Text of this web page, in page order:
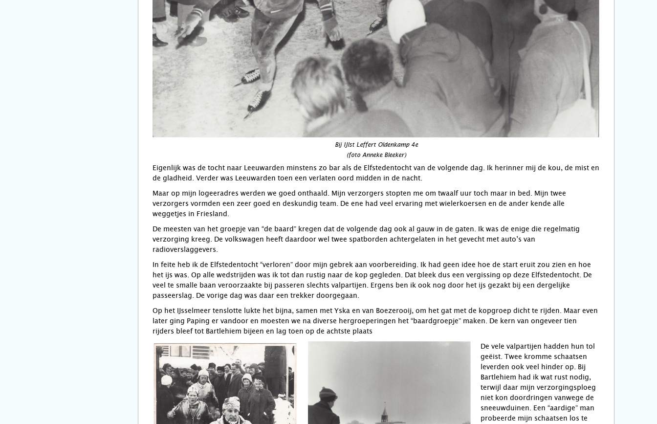
Bij IJlst Leffert Oldenkamp 4e
(foto Anneke Bleeker)
Eigenlijk was de tocht naar Leeuwarden minstens zo bar als de Elfstedentocht van de volgende dag. Ik herinner mij de kou, de mist en
de gladheid. Verder was Leeuwarden toen een verlaten oord midden in de nacht.
Maar op mijn logeeradres werden we goed onthaald. Mijn verzorgers stopten me om twaalf uur toch maar in bed. Mijn twee
verzorgers vormden een zeer goed en deskundig team. De ene had veel ervaring met wielerkoersen en de ander kende alle
weggetjes in Friesland.
De meesten van het groepje van “de baard” kregen dat de volgende dag ook al gauw in de gaten. Ik was de enige die regelmatig
verzorging kreeg. De volkswagen heeft daardoor wel twee spatborden achtergelaten in het gevecht met auto’s van
radioverslaggevers.
In feite heb ik de Elfstedentocht “verloren” door mijn gebrek aan voorbereiding. Ik had geen idee hoe de start eruit zou zien en hoe
het ijs was. Op alle wedstrijden was ik tot dan rustig naar de kop gegleden. Dat bleek dus een vergissing op deze Elfstedentocht. De
veel te smalle baan veroorzaakte bij passeren slechts valpartijen. Ergens ben ik ook nog door het ijs gezakt bij een dergelijke
passeerslag. De vorige dag was daar een trekker doorgegaan.
Op het IJsselmeer tenslotte lukte het bijna, samen met Yska en van Boezerooij, om het gat met de kopgroep dicht te rijden. Maar even
later ging Paping er vandoor en moesten we na diverse hergroeperingen het “baardgroepje” maken. De kern van ongeveer tien
rijders bleef tot Bartlehiem bijeen en lag toen op de achtste plaats
De vele valpartijen hadden hun tol
geëist. Twee kromme schaatsen
leverden ook veel hinder op. Bij
Bartlehiem had ik wat rust nodig,
terwijl daar mijn verzorgingsploeg
niet kon doordringen vanwege de
sneeuwduinen. Een “aardige” man
probeerde mijn schaatsen los te